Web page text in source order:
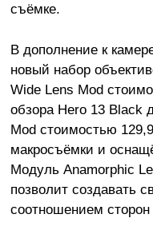
съёмке.
В дополнение к
новый набор
Wide Lens Mod
обзора Hero 13 Black
Mod стоимостью
макросъёмки и
Модуль Anamorphic
позволит создавать
соотношением